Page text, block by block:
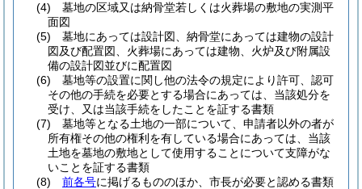
(4)
墓地の区域又は納骨堂若しくは火葬場の敷地の実測平
面図
(5)
墓地にあっては設計図、納骨堂にあっては建物の設計
図及び配置図、火葬場にあっては建物、火炉及び附属設
備の設計図並びに配置図
(6)
墓地等の設置に関し他の法令の規定により許可、認可
その他の手続を必要とする場合にあっては、当該処分を
受け、又は当該手続をしたことを証する書類
(7)
墓地等となる土地の一部について、申請者以外の者が
所有権その他の権利を有している場合にあっては、当該
土地を墓地の敷地として使用することについて支障がな
いことを証する書類
(8)
前各号に掲げるもののほか、市長が必要と認める書類